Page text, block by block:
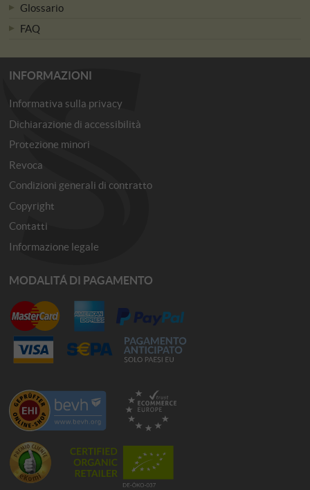
Glossario
FAQ
INFORMAZIONI
Informativa sulla privacy
Dichiarazione di accessibilità
Protezione minori
Revoca
Condizioni generali di contratto
Copyright
Contatti
Informazione legale
MODALITÁ DI PAGAMENTO